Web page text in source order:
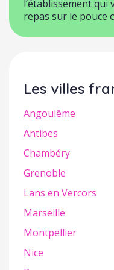
l’établissement
repas sur le pouce
Les villes
Angoulême
Antibes
Chambéry
Grenoble
Lans en Vercors
Marseille
Montpellier
Nice